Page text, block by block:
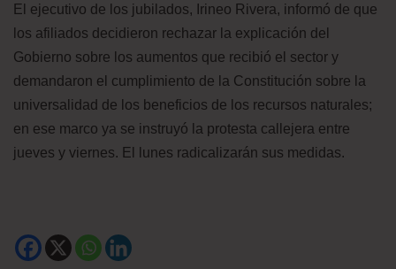
El ejecutivo de los jubilados, Irineo Rivera, informó de que
los afiliados decidieron rechazar la explicación del
Gobierno sobre los aumentos que recibió el sector y
demandaron el cumplimiento de la Constitución sobre la
universalidad de los beneficios de los recursos naturales;
en ese marco ya se instruyó la protesta callejera entre
jueves y viernes. El lunes radicalizarán sus medidas.